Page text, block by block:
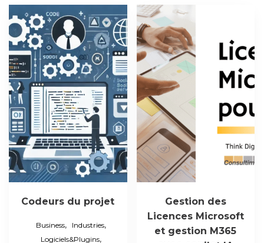
Codeurs du projet
Business, Industries,
Logiciels&Plugins,
Gestion des
Licences Microsoft
et gestion M365